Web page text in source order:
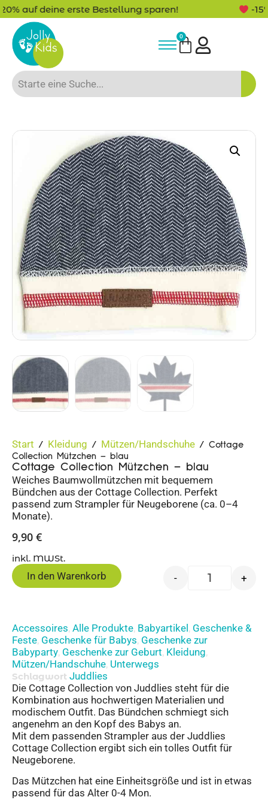
-15% Neukunden-Rabatt - NEUKUNDE15
0
Start / Kleidung / Mützen/Handschuhe / Cottage
Collection Mützchen – blau
Cottage Collection Mützchen – blau
Weiches Baumwollmützchen mit bequemem
Bündchen aus der Cottage Collection. Perfekt
passend zum Strampler für Neugeborene (ca. 0–4
Monate).
9,90 €
inkl. MWSt.
- +
In den Warenkorb
Accessoires, Alle Produkte, Babyartikel , Geschenke &
Feste, Geschenke für Babys, Geschenke zur
Babyparty, Geschenke zur Geburt, Kleidung,
Mützen/Handschuhe, Unterwegs
Schlagwort Juddlies
Die Cottage Collection von Juddlies steht für die
Kombination aus hochwertigen Materialien und
modischem Outfit. Das Bündchen schmiegt sich
angenehm an den Kopf des Babys an.
Mit dem passenden Strampler aus der Juddlies
Cottage Collection ergibt sich ein tolles Outfit für
Neugeborene.
Das Mützchen hat eine Einheitsgröße und ist in etwas
passend für das Alter 0-4 Mon.